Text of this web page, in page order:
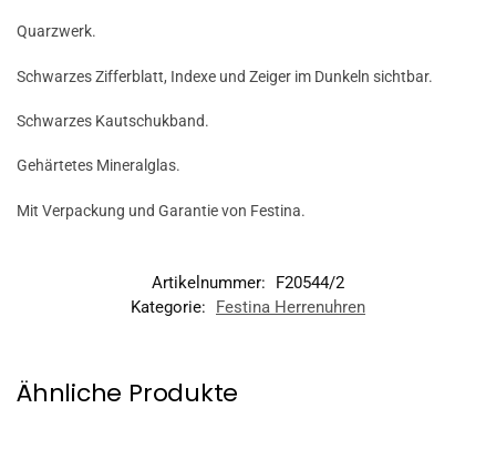
Quarzwerk.
Schwarzes Zifferblatt, Indexe und Zeiger im Dunkeln sichtbar.
Schwarzes Kautschukband.
Gehärtetes Mineralglas.
Mit Verpackung und Garantie von Festina.
Artikelnummer:
F20544/2
Kategorie:
Festina Herrenuhren
Ähnliche Produkte